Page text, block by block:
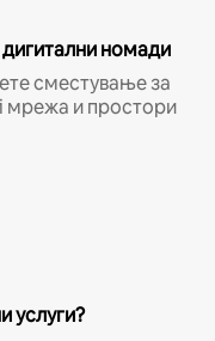
номади
сместување за
мрежа и простори
услуги?